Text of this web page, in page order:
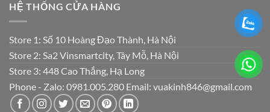
HỆ THỐNG CỬA HÀNG
Store 1: Số 10 Hoàng Đạo Thành, Hà Nội
Store 2: Sa2 Vinsmartcity, Tây Mỗ, Hà Nội
Store 3: 448 Cao Thắng, Hạ Long
Phone - Zalo: 0981.005.280 Email: vuakinh846@gmail.com